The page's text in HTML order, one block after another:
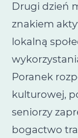
Drugi dzień
znakiem
lokalną
Poranek
kulturowej,
seniorzy
bogactwo